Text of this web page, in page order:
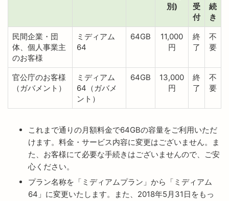
別)
受
付
続
き
民間企業・団
体、個人事業主
のお客様
ミディアム
64
64GB
11,000
円
終
了
不
要
官公庁のお客様
（ガバメント）
ミディアム
64（ガバメ
ント）
64GB
13,000
円
終
了
不
要
これまで通りの月額料金で64GBの容量をご利用いただ
けます。料金・サービス内容に変更はございません。ま
た、お客様にて必要な手続きはございませんので、ご安
心ください。
プラン名称を「ミディアムプラン」から「ミディアム
64」に変更いたします。また、2018年5月31日をもっ